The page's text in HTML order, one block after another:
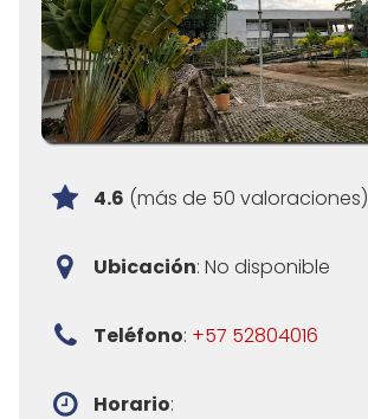
4.6 (más de 50 valoraciones)
Ubicación: No disponible
Teléfono: +57 52804016
Horario: